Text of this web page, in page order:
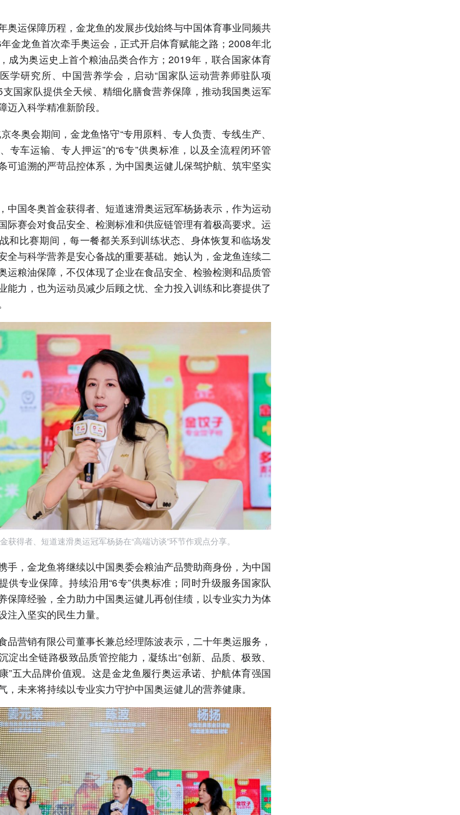
奥运保障历程，金龙鱼的发展步伐始终与中国体育事业同频共
金龙鱼首次牵手奥运会，正式开启体育赋能之路；2008年北
成为奥运史上首个粮油品类合作方；2019年，联合国家体育
学研究所、中国营养学会，启动“国家队运动营养师驻队项
支国家队提供全天候、精细化膳食营养保障，推动我国奥运军
迈入科学精准新阶段。
冬奥会期间，金龙鱼恪守“专用原料、专人负责、专线生产、
专车运输、专人押运”的“6专”供奥标准，以及全流程闭环管
可追溯的严苛品控体系，为中国奥运健儿保驾护航、筑牢坚实
中国冬奥首金获得者、短道速滑奥运冠军杨扬表示，作为运动
际赛会对食品安全、检测标准和供应链管理有着极高要求。运
和比赛期间，每一餐都关系到训练状态、身体恢复和临场发
全与科学营养是安心备战的重要基础。她认为，金龙鱼连续二
运粮油保障，不仅体现了企业在食品安全、检验检测和品质管
能力，也为运动员减少后顾之忧、全力投入训练和比赛提供了
获得者、短道速滑奥运冠军杨扬在“高端访谈”环节作观点分享。
手，金龙鱼将继续以中国奥委会粮油产品赞助商身份，为中国
供专业保障。持续沿用“6专”供奥标准；同时升级服务国家队
保障经验，全力助力中国奥运健儿再创佳绩，以专业实力为体
注入坚实的民生力量。
品营销有限公司董事长兼总经理陈波表示，二十年奥运服务，
淀出全链路极致品质管控能力，凝练出“创新、品质、极致、
”五大品牌价值观。这是金龙鱼履行奥运承诺、护航体育强国
，未来将持续以专业实力守护中国奥运健儿的营养健康。